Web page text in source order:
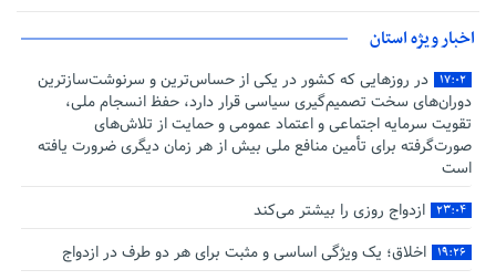
اخبار ویژه استان
۱۷:۰۲
در روزهایی که کشور در یکی از حساس‌ترین و سرنوشت‌سازترین
دوران‌های سخت تصمیم‌گیری سیاسی قرار دارد، حفظ انسجام ملی،
تقویت سرمایه اجتماعی و اعتماد عمومی و حمایت از تلاش‌های
صورت‌گرفته برای تأمین منافع ملی بیش از هر زمان دیگری ضرورت یافته
است
۲۳:۰۴ ازدواج روزی را بیشتر می‌کند
۱۹:۲۶ اخلاق؛ یک ویژگی اساسی و مثبت برای هر دو طرف در ازدواج